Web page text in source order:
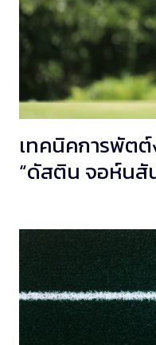
เทคนิคการพัต
“ดัสติน จอห์นสั